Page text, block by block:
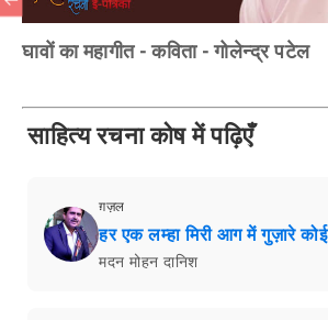
घावों का महागीत - कविता - गोलेन्द्र पटेल
साहित्य रचना कोष में पढ़िएँ
ग़ज़ल
हर एक लम्हा मिरी आग में गुज़ारे कोई
मदन मोहन दानिश